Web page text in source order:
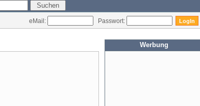
eMail: Passwort:
Werbung